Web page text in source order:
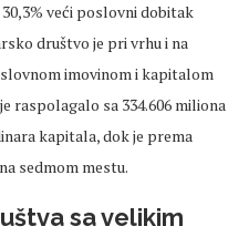
veći poslovni dobitak
društvo je pri vrhu i na
imovinom i kapitalom
raspolagalo sa 334.606 miliona
kapitala, dok je prema
sedmom mestu.
sa velikim